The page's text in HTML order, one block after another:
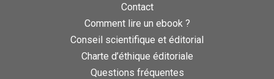
Contact
Comment lire un ebook ?
Conseil scientifique et éditorial
Charte d’éthique éditoriale
Questions fréquentes